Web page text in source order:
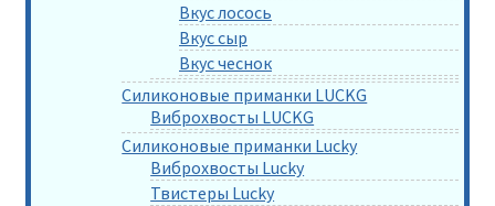
Вкус лосось
Вкус сыр
Вкус чеснок
Силиконовые приманки LUCKG
Виброхвосты LUCKG
Силиконовые приманки Lucky
Виброхвосты Lucky
Твистеры Lucky